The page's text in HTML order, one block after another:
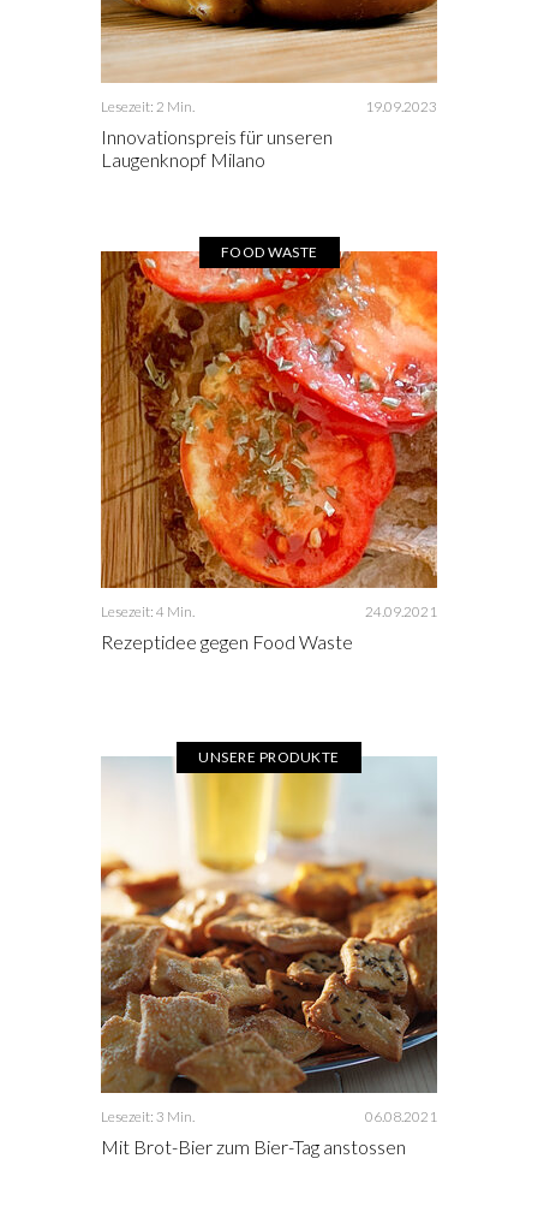
Lesezeit: 2 Min. 19.09.2023
Innovationspreis für unseren
Laugenknopf Milano
FOOD WASTE
Lesezeit: 4 Min. 24.09.2021
Rezeptidee gegen Food Waste
UNSERE PRODUKTE
Lesezeit: 3 Min. 06.08.2021
Mit Brot-Bier zum Bier-Tag anstossen